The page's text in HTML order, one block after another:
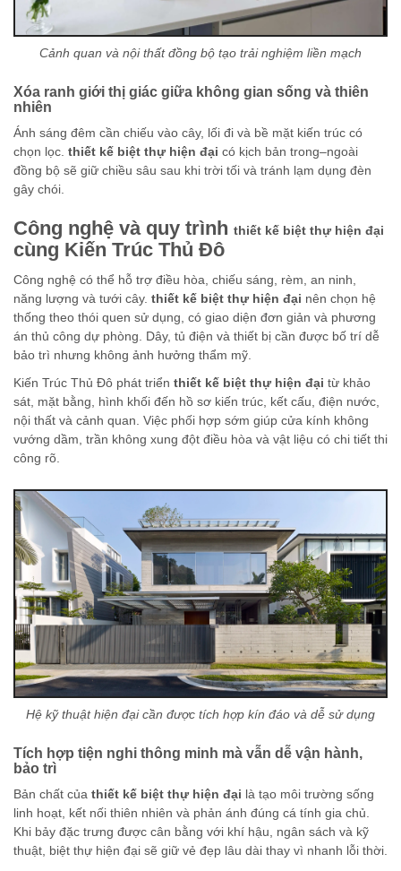
Cảnh quan và nội thất đồng bộ tạo trải nghiệm liền mạch
Xóa ranh giới thị giác giữa không gian sống và thiên
nhiên
Ánh sáng đêm cần chiếu vào cây, lối đi và bề mặt kiến trúc có
chọn lọc. thiết kế biệt thự hiện đại có kịch bản trong–ngoài
đồng bộ sẽ giữ chiều sâu sau khi trời tối và tránh lạm dụng đèn
gây chói.
Công nghệ và quy trình thiết kế biệt thự hiện đại
cùng Kiến Trúc Thủ Đô
Công nghệ có thể hỗ trợ điều hòa, chiếu sáng, rèm, an ninh,
năng lượng và tưới cây. thiết kế biệt thự hiện đại nên chọn hệ
thống theo thói quen sử dụng, có giao diện đơn giản và phương
án thủ công dự phòng. Dây, tủ điện và thiết bị cần được bố trí dễ
bảo trì nhưng không ảnh hưởng thẩm mỹ.
Kiến Trúc Thủ Đô phát triển thiết kế biệt thự hiện đại từ khảo
sát, mặt bằng, hình khối đến hồ sơ kiến trúc, kết cấu, điện nước,
nội thất và cảnh quan. Việc phối hợp sớm giúp cửa kính không
vướng dầm, trần không xung đột điều hòa và vật liệu có chi tiết thi
công rõ.
Hệ kỹ thuật hiện đại cần được tích hợp kín đáo và dễ sử dụng
Tích hợp tiện nghi thông minh mà vẫn dễ vận hành,
bảo trì
Bản chất của thiết kế biệt thự hiện đại là tạo môi trường sống
linh hoạt, kết nối thiên nhiên và phản ánh đúng cá tính gia chủ.
Khi bảy đặc trưng được cân bằng với khí hậu, ngân sách và kỹ
thuật, biệt thự hiện đại sẽ giữ vẻ đẹp lâu dài thay vì nhanh lỗi thời.